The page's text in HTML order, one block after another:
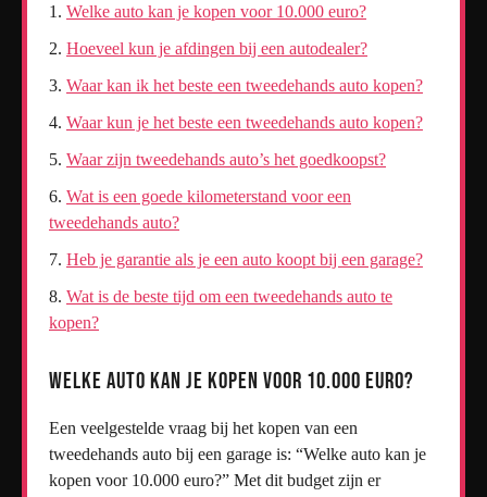
Welke auto kan je kopen voor 10.000 euro?
Hoeveel kun je afdingen bij een autodealer?
Waar kan ik het beste een tweedehands auto kopen?
Waar kun je het beste een tweedehands auto kopen?
Waar zijn tweedehands auto’s het goedkoopst?
Wat is een goede kilometerstand voor een
tweedehands auto?
Heb je garantie als je een auto koopt bij een garage?
Wat is de beste tijd om een tweedehands auto te
kopen?
Welke auto kan je kopen voor 10.000 euro?
Een veelgestelde vraag bij het kopen van een
tweedehands auto bij een garage is: “Welke auto kan je
kopen voor 10.000 euro?” Met dit budget zijn er